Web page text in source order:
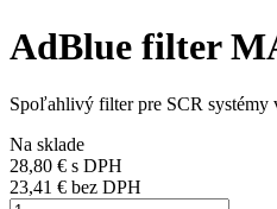
AdBlue filter
Spoľahlivý filter pre SCR systémy
Na sklade
28,80 € s DPH
23,41 € bez DPH